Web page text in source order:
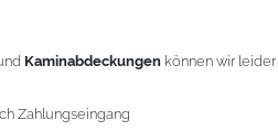
Kaminabdeckungen können wir leider
Zahlungseingang